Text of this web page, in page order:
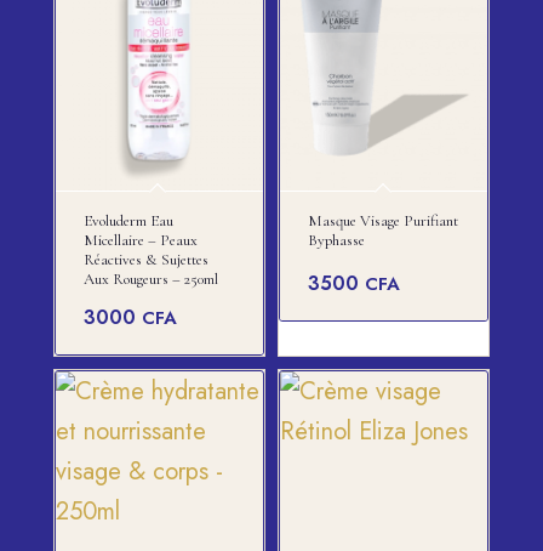
Evoluderm Eau
Micellaire – Peaux
Réactives & Sujettes
Aux Rougeurs – 250ml
3000 CFA
Masque Visage Purifiant
Byphasse
3500 CFA